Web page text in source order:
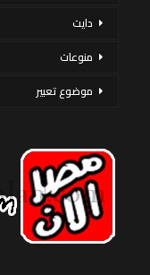
دايت
منوعات
موضوع تعبير